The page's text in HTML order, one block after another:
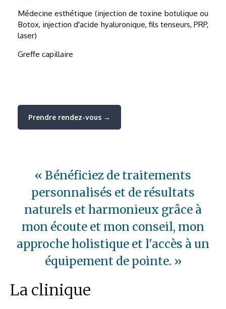
Médecine esthétique (injection de toxine botulique ou
Botox, injection d'acide hyaluronique, fils tenseurs, PRP,
laser)
Greffe capillaire
Prendre rendez-vous →
« Bénéficiez de traitements
personnalisés et de résultats
naturels et harmonieux grâce à
mon écoute et mon conseil, mon
approche holistique et l'accès à un
équipement de pointe. »
La clinique